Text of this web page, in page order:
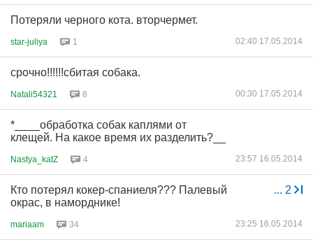
Потеряли черного кота. вторчермет.
star-juliya 1 02:40 17.05.2014
срочно!!!!!!сбитая собака.
Natali54321 8 00:30 17.05.2014
*____обработка собак каплями от
клещей. На какое время их разделить?__
Nastya_katZ 4 23:57 16.05.2014
... 2
Кто потерял кокер-спаниеля??? Палевый
окрас, в наморднике!
mariaam 34 23:25 16.05.2014